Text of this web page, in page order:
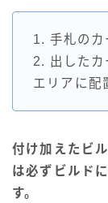
1. 手札のカ
2. 出したカ
エリアに配
付け加えたビ
は必ずビルド
す。